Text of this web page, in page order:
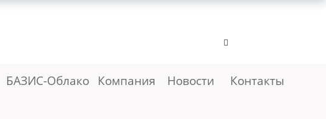
БАЗИС-Облако Компания Новости Контакты